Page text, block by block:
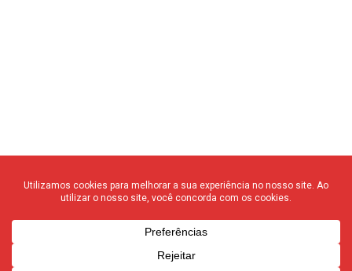
© 2020 F3 Notícias – Todos os direitos reservados